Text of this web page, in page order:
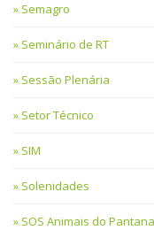
Semagro
Seminário de RT
Sessão Plenária
Setor Técnico
SIM
Solenidades
SOS Animais do